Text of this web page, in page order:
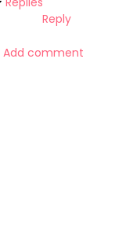
Reply
Add comment